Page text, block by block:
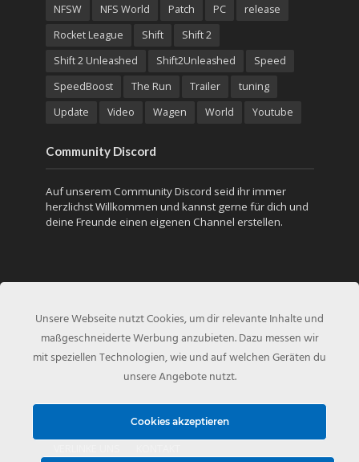
NFSW
NFS World Patch PC
release
Rocket League
Shift
Shift 2
Shift 2 Unleashed
Shift2Unleashed
Speed
SpeedBoost
The Run Trailer
tuning
Update
Video Wagen World Youtube
Community Discord
Auf unserem Community Discord seid ihr immer
herzlichst Willkommen und kannst gerne für dich und
deine Freunde einen eigenen Channel erstellen.
Copyright © 2010 - Created byNFS-Inside.de
Unsere Webseite nutzt Cookies, um dir relevante Inhalte und
maßgeschneiderte Werbung anzubieten. Dazu messen wir
mit speziellen Technologien, wie und auf welchen Geräten du
unsere Angebote nutzt.
Cookies akzeptieren